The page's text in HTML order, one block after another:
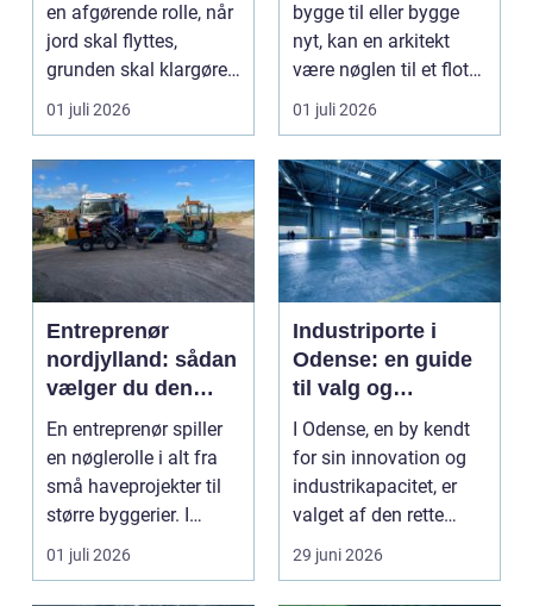
en afgørende rolle, når
jord skal flyttes,
grunden skal klargøres,
eller der ...
01 juli 2026
bygge til eller bygge
nyt, kan en arkitekt
være nøglen til et flot
resultat, d...
01 juli 2026
Entreprenør
nordjylland: sådan
vælger du den
rette
samarbejdspartner
til dit byggeri
En entreprenør spiller
en nøglerolle i alt fra
små haveprojekter til
større byggerier. I
Nordjylland...
01 juli 2026
Industriporte i
Odense: en guide
til valg og
installation
I Odense, en by kendt
for sin innovation og
industrikapacitet, er
valget af den rette
industriport a...
29 juni 2026